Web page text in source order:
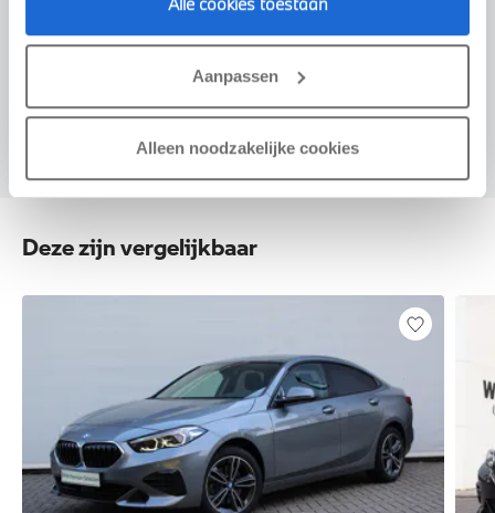
Aanpassen
Alleen noodzakelijke cookies
VOORSTEL AANVRAGEN
Deze zijn vergelijkbaar